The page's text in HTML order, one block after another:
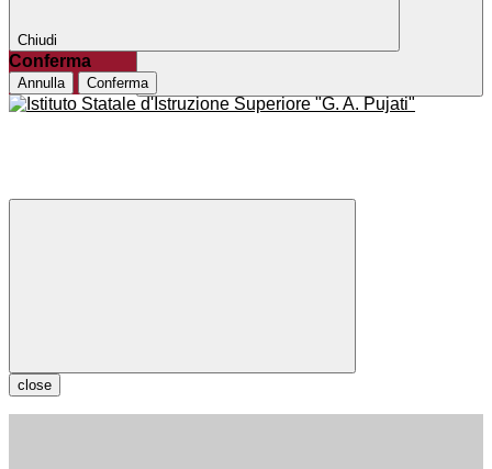
Chiudi
Conferma
Annulla Conferma
close